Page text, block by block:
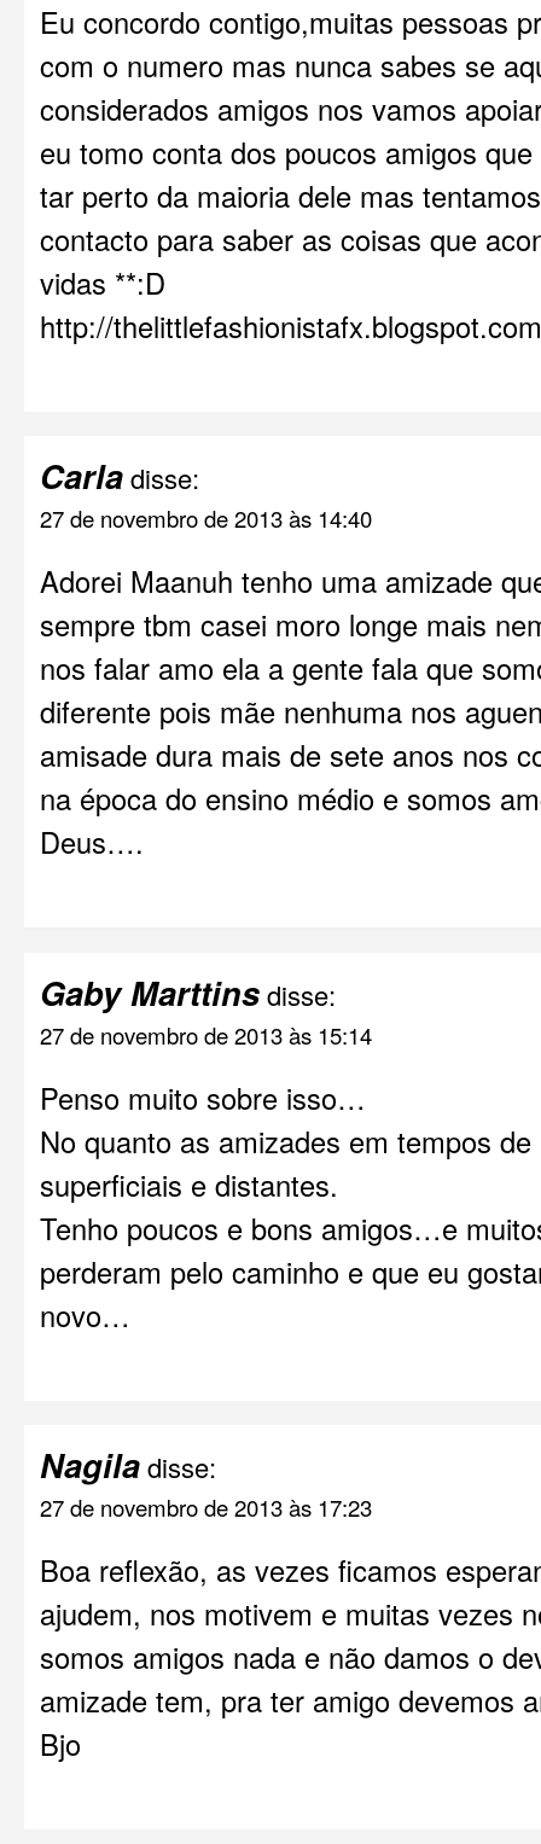
Eu concordo contigo,muitas pessoas
com o numero mas nunca sabes se
considerados amigos nos vamos
eu tomo conta dos poucos amigos
tar perto da maioria dele mas
contacto para saber as coisas que
vidas **:D
http://
Carladisse:
27 de novembro de 2013 às 14:40
Adorei Maanuh tenho uma amizade
sempre tbm casei moro longe mais
nos falar amo ela a gente fala que
diferente pois mãe nenhuma nos
amisade dura mais de sete anos nos
na época do ensino médio e somos
Deus….
Gaby Marttinsdisse:
27 de novembro de 2013 às 15:14
Penso muito sobre isso…
No quanto as amizades em tempos
superficiais e distantes.
Tenho poucos e bons amigos…e
perderam pelo caminho e que eu
novo…
Nagiladisse:
27 de novembro de 2013 às 17:23
Boa reflexão, as vezes ficamos
ajudem, nos motivem e muitas vezes
somos amigos nada e não damos o
amizade tem, pra ter amigo devemos
Bjo